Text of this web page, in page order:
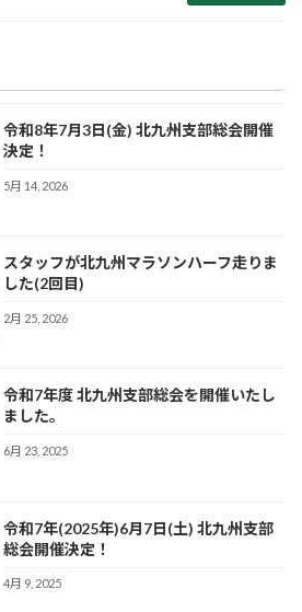
令和8年7月3日(金) 北九州支部総会開催
決定！
5月 14, 2026
スタッフが北九州マラソンハーフ走りま
した(2回目)
2月 25, 2026
令和7年度 北九州支部総会を開催いたし
ました。
6月 23, 2025
令和7年(2025年)6月7日(土) 北九州支部
総会開催決定！
4月 9, 2025